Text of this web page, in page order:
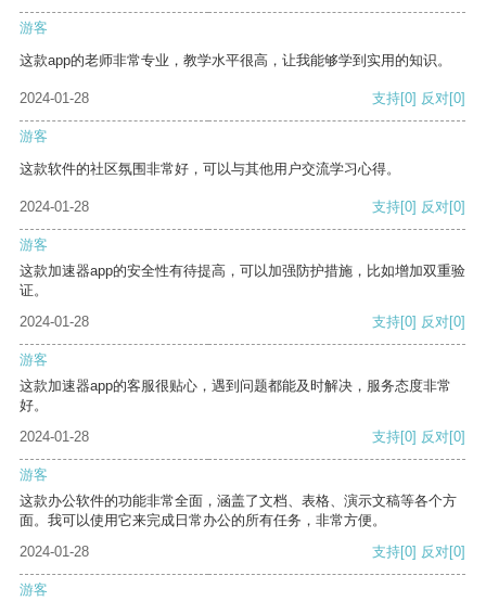
游客
这款app的老师非常专业，教学水平很高，让我能够学到实用的知识。
2024-01-28 支持[0] 反对[0]
游客
这款软件的社区氛围非常好，可以与其他用户交流学习心得。
2024-01-28 支持[0] 反对[0]
游客
这款加速器app的安全性有待提高，可以加强防护措施，比如增加双重验
证。
2024-01-28
支持[0] 反对[0]
游客
这款加速器app的客服很贴心，遇到问题都能及时解决，服务态度非常
好。
2024-01-28
支持[0] 反对[0]
游客
这款办公软件的功能非常全面，涵盖了文档、表格、演示文稿等各个方
面。我可以使用它来完成日常办公的所有任务，非常方便。
2024-01-28
支持[0] 反对[0]
游客